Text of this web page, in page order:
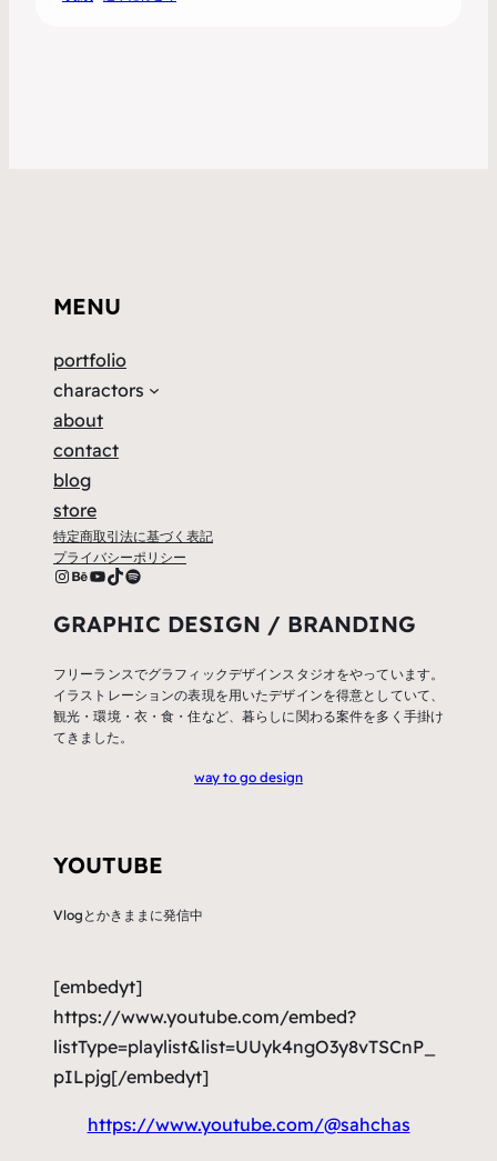
MENU
portfolio
charactors
about
contact
blog
store
特定商取引法に基づく表記
プライバシーポリシー
sah.c.has Behance YouTube TikTok Spotify
GRAPHIC DESIGN / BRANDING
フリーランスでグラフィックデザインスタジオをやっています。
イラストレーションの表現を用いたデザインを得意としていて、
観光・環境・衣・食・住など、暮らしに関わる案件を多く手掛け
てきました。
way to go design
YOUTUBE
Vlogとかきままに発信中
[embedyt]
https://www.youtube.com/embed?
listType=playlist&list=UUyk4ngO3y8vTSCnP_
pILpjg[/embedyt]
https://www.youtube.com/@sahchas